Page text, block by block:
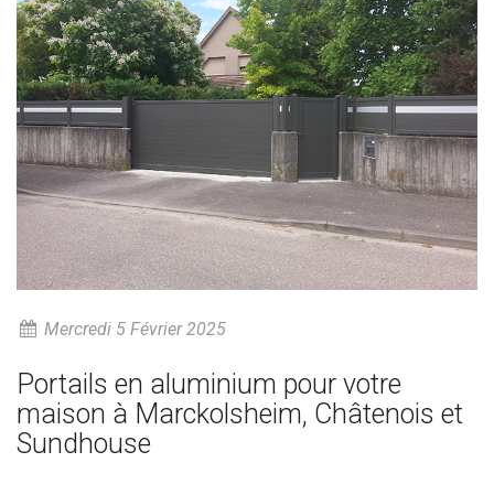
Mercredi 5 Février 2025
Portails en aluminium pour votre
maison à Marckolsheim, Châtenois et
Sundhouse